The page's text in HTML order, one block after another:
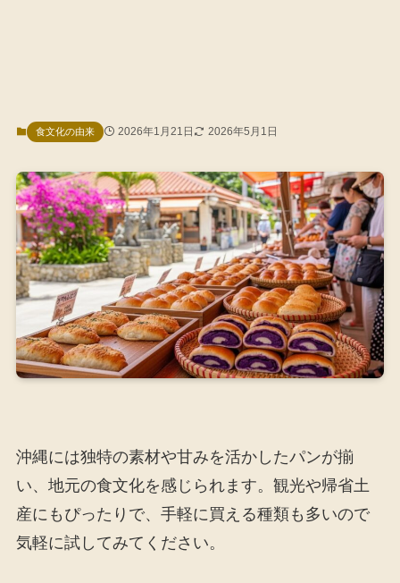
食文化の由来 2026年1月21日 2026年5月1日
沖縄には独特の素材や甘みを活かしたパンが揃
い、地元の食文化を感じられます。観光や帰省土
産にもぴったりで、手軽に買える種類も多いので
気軽に試してみてください。